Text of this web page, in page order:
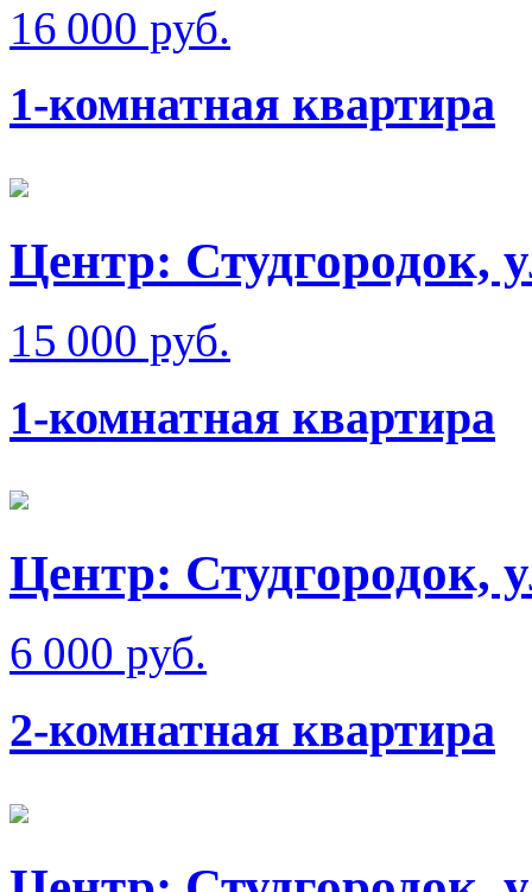
16 000 руб.
1-комнатная квартира
Центр: Студгородок,
15 000 руб.
1-комнатная квартира
Центр: Студгородок,
6 000 руб.
2-комнатная квартира